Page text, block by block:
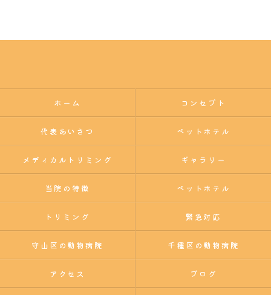
ホーム コンセプト
代表あいさつ ペットホテル
メディカルトリミング ギャラリー
当院の特徴 ペットホテル
トリミング 緊急対応
守山区の動物病院 千種区の動物病院
アクセス ブログ